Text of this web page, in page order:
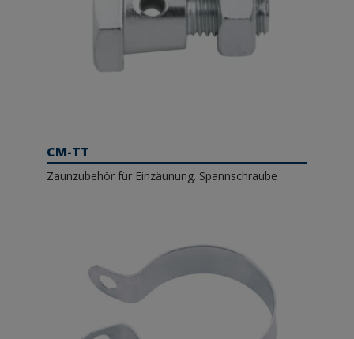
CM-TT
Zaunzubehör für Einzäunung. Spannschraube